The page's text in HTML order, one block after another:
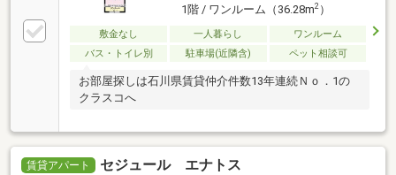
1階 / ワンルーム（36.28m2）
敷金なし 一人暮らし
ワンルーム
バス・トイレ別
駐車場(近隣含) ペット相談可
お部屋探しは石川県賃貸仲介件数13年連続Ｎｏ．1の
クラスコへ
賃貸アパート セジュール エナトス